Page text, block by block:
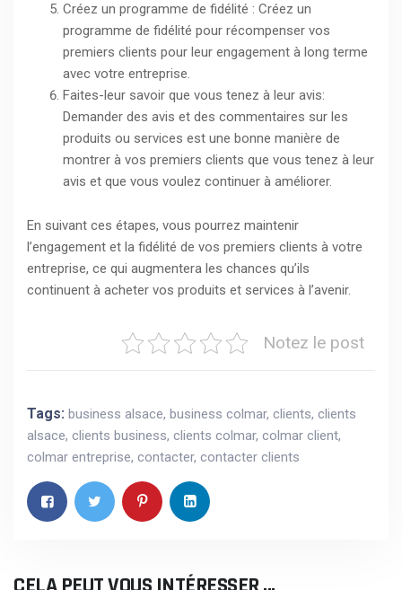
Créez un programme de fidélité : Créez un
programme de fidélité pour récompenser vos
premiers clients pour leur engagement à long terme
avec votre entreprise.
Faites-leur savoir que vous tenez à leur avis:
Demander des avis et des commentaires sur les
produits ou services est une bonne manière de
montrer à vos premiers clients que vous tenez à leur
avis et que vous voulez continuer à améliorer.
En suivant ces étapes, vous pourrez maintenir
l’engagement et la fidélité de vos premiers clients à votre
entreprise, ce qui augmentera les chances qu’ils
continuent à acheter vos produits et services à l’avenir.
Notez le post
Tags: business alsace, business colmar, clients, clients
alsace, clients business, clients colmar, colmar client,
colmar entreprise, contacter, contacter clients